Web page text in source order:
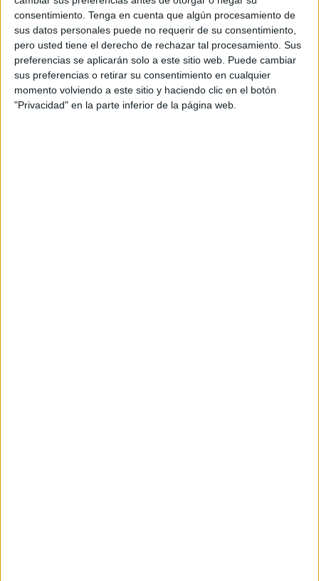
consentimiento. Tenga en cuenta que algún procesamiento de
sus datos personales puede no requerir de su consentimiento,
pero usted tiene el derecho de rechazar tal procesamiento. Sus
preferencias se aplicarán solo a este sitio web. Puede cambiar
sus preferencias o retirar su consentimiento en cualquier
momento volviendo a este sitio y haciendo clic en el botón
"Privacidad" en la parte inferior de la página web.
El “MUSEO DE THE BEATLES” no se lo puede perder
uno. Todas las veces que he viajado a LIVERPOOL, lo he
visitado. Al principio no se podía hacer fotos pero con los
años está permitido, por supuesto una gran cantidad de